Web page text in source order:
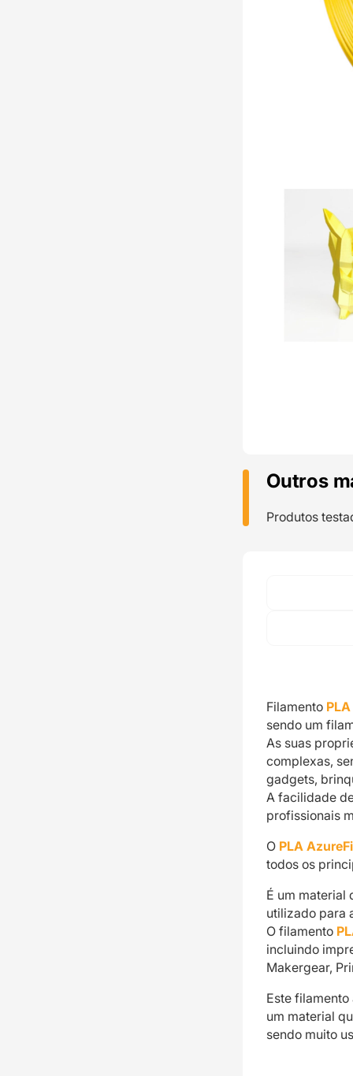
Outros
Produtos
Filamento
sendo um
As suas
complexas,
gadgets,
A facilidade
profissionais
O PLA
todos os
É um material
utilizado para
O filamento
incluindo
Makergear,
Este
um material
sendo muito